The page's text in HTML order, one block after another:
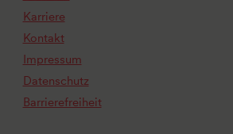
Karriere
Kontakt
Impressum
Datenschutz
Barrierefreiheit